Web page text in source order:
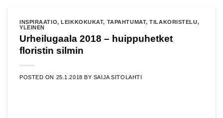
INSPIRAATIO,LEIKKOKUKAT, TAPAHTUMAT,TILAKORISTELU,
YLEINEN
Urheilugaala 2018 – huippuhetket
floristin silmin
POSTED ON 25.1.2018 BY SAIJA SITOLAHTI